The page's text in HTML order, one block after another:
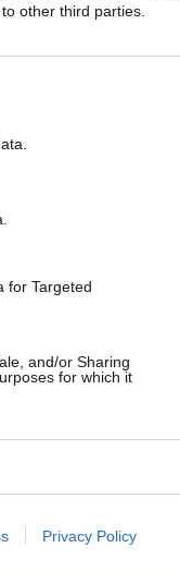
other third parties.
for Targeted
and/or Sharing
for which it
Privacy Policy